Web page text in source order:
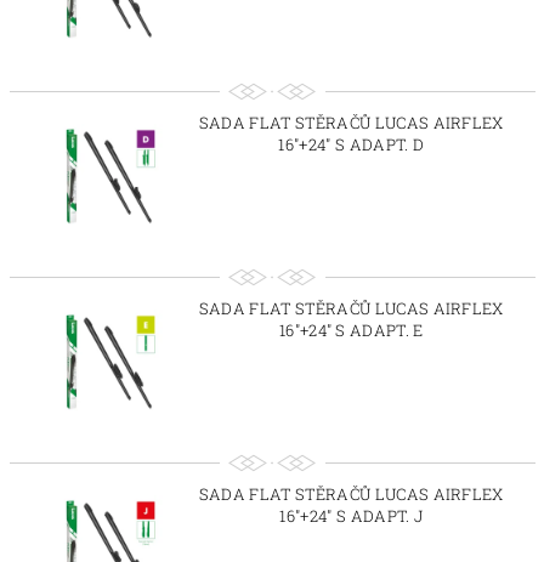
SADA FLAT STĚRAČŮ LUCAS AIRFLEX
16"+24" S ADAPT. D
SADA FLAT STĚRAČŮ LUCAS AIRFLEX
16"+24" S ADAPT. E
SADA FLAT STĚRAČŮ LUCAS AIRFLEX
16"+24" S ADAPT. J